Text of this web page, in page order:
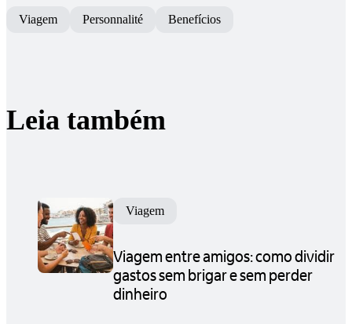
Viagem Personnalité Benefícios
Leia também
Viagem
Viagem entre amigos: como dividir
gastos sem brigar e sem perder
dinheiro